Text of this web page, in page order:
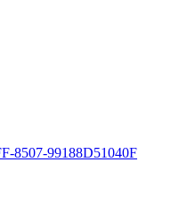
8507-99188D51040F